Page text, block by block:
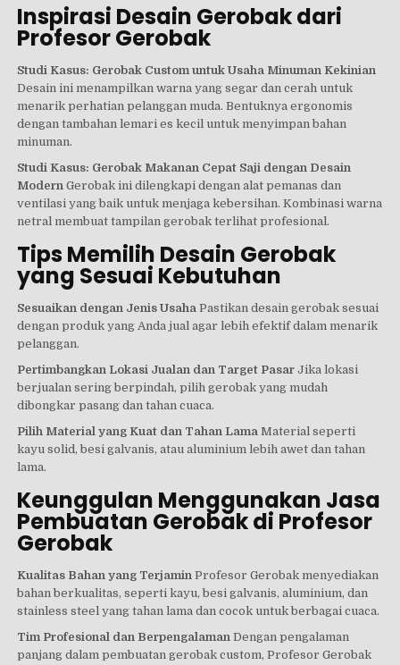
Inspirasi Desain Gerobak dari
Profesor Gerobak
Studi Kasus: Gerobak Custom untuk Usaha Minuman Kekinian
Desain ini menampilkan warna yang segar dan cerah untuk
menarik perhatian pelanggan muda. Bentuknya ergonomis
dengan tambahan lemari es kecil untuk menyimpan bahan
minuman.
Studi Kasus: Gerobak Makanan Cepat Saji dengan Desain
Modern Gerobak ini dilengkapi dengan alat pemanas dan
ventilasi yang baik untuk menjaga kebersihan. Kombinasi warna
netral membuat tampilan gerobak terlihat profesional.
Tips Memilih Desain Gerobak
yang Sesuai Kebutuhan
Sesuaikan dengan Jenis Usaha Pastikan desain gerobak sesuai
dengan produk yang Anda jual agar lebih efektif dalam menarik
pelanggan.
Pertimbangkan Lokasi Jualan dan Target Pasar Jika lokasi
berjualan sering berpindah, pilih gerobak yang mudah
dibongkar pasang dan tahan cuaca.
Pilih Material yang Kuat dan Tahan Lama Material seperti
kayu solid, besi galvanis, atau aluminium lebih awet dan tahan
lama.
Keunggulan Menggunakan Jasa
Pembuatan Gerobak di Profesor
Gerobak
Kualitas Bahan yang Terjamin Profesor Gerobak menyediakan
bahan berkualitas, seperti kayu, besi galvanis, aluminium, dan
stainless steel yang tahan lama dan cocok untuk berbagai cuaca.
Tim Profesional dan Berpengalaman Dengan pengalaman
panjang dalam pembuatan gerobak custom, Profesor Gerobak